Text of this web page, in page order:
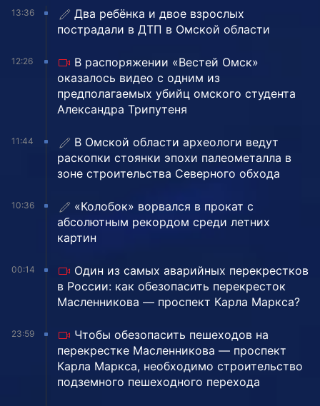
13:36
Два ребёнка и двое взрослых
пострадали в ДТП в Омской области
12:26
В распоряжении «Вестей Омск»
оказалось видео с одним из
предполагаемых убийц омского студента
Александра Трипутеня
11:44
В Омской области археологи ведут
раскопки стоянки эпохи палеометалла в
зоне строительства Северного обхода
10:36
«Колобок» ворвался в прокат с
абсолютным рекордом среди летних
картин
00:14
Один из самых аварийных перекрестков
в России: как обезопасить перекресток
Масленникова — проспект Карла Маркса?
23:59
Чтобы обезопасить пешеходов на
перекрестке Масленникова — проспект
Карла Маркса, необходимо строительство
подземного пешеходного перехода